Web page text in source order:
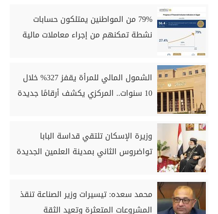
79% من المواطنين يمتلكون حسابات
نشطة تمكنهم من إجراء معاملات مالية
الشمول المالي للمرأة يقفز 327% خلال
10 سنوات.. المركزي يكشف أرقامًا جديدة
وزيرة الإسكان تلتقي قداسة البابا
تواضروس الثاني بمدينة العلمين الجديدة
محمد سعده: تيسيرات وزير الصناعة تنقذ
المشروعات المتعثرة وتعيد الثقة